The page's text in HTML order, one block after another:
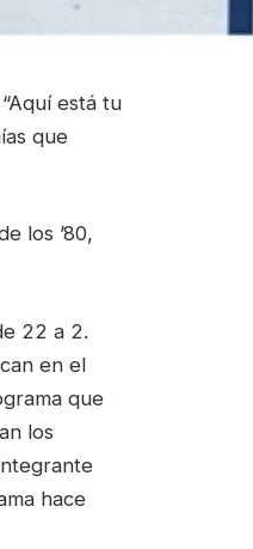
está tu
que
los ’80,
22 a 2.
en el
que
los
hace